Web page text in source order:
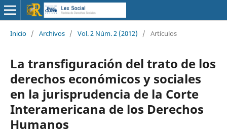
Inicio / Archivos / Vol. 2 Núm. 2 (2012) / Artículos
La transfiguración del trato de los
derechos económicos y sociales
en la jurisprudencia de la Corte
Interamericana de los Derechos
Humanos